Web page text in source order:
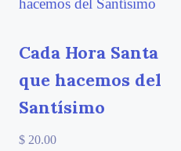
Cada Hora Santa
que hacemos del
Santísimo
$ 20.00